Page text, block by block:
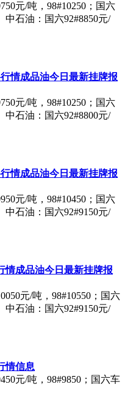
元/吨，98#10250；国六
中石油：国六92#8850元/
情成品油今日最新挂牌报
元/吨，98#10250；国六
中石油：国六92#8800元/
情成品油今日最新挂牌报
元/吨，98#10450；国六
中石油：国六92#9150元/
情成品油今日最新挂牌报
元/吨，98#10550；国六
中石油：国六92#9150元/
情信息
元/吨，98#9850；国六车